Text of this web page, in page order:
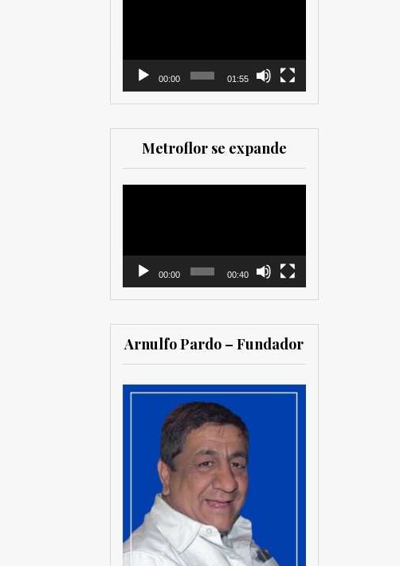
que trabajan en el sector
00:00 01:55
Metroflor se expande
00:00 00:40
Arnulfo Pardo – Fundador